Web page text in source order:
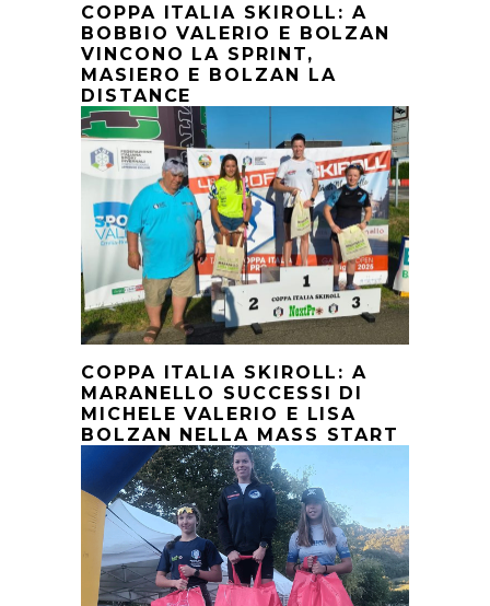
COPPA ITALIA SKIROLL: A
BOBBIO VALERIO E BOLZAN
VINCONO LA SPRINT,
MASIERO E BOLZAN LA
DISTANCE
COPPA ITALIA SKIROLL: A
MARANELLO SUCCESSI DI
MICHELE VALERIO E LISA
BOLZAN NELLA MASS START